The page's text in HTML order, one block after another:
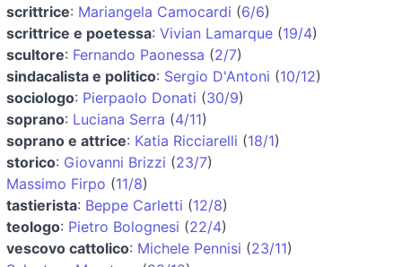
scrittrice: Mariangela Camocardi (6/6)
scrittrice e poetessa: Vivian Lamarque (19/4)
scultore: Fernando Paonessa (2/7)
sindacalista e politico: Sergio D'Antoni (10/12)
sociologo: Pierpaolo Donati (30/9)
soprano: Luciana Serra (4/11)
soprano e attrice: Katia Ricciarelli (18/1)
storico: Giovanni Brizzi (23/7)
Massimo Firpo (11/8)
tastierista: Beppe Carletti (12/8)
teologo: Pietro Bolognesi (22/4)
vescovo cattolico: Michele Pennisi (23/11)